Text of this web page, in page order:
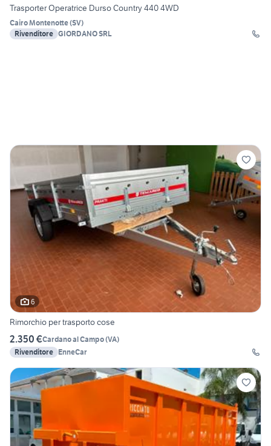
Trasporter Operatrice Durso Country 440 4WD
Cairo Montenotte(SV)
Rivenditore GIORDANO SRL
6
Rimorchio per trasporto cose
2.350 €Cardano al Campo(VA)
Rivenditore EnneCar